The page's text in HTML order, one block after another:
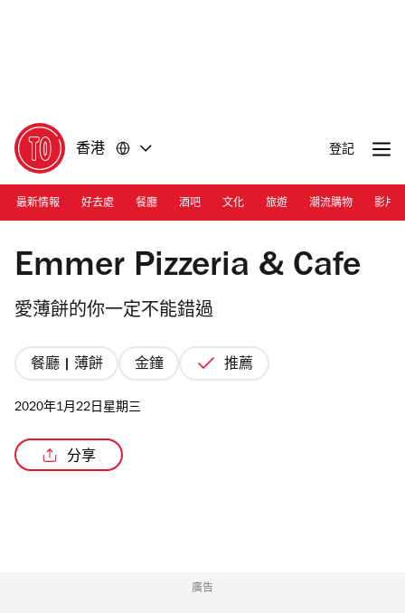
香港 登記
最新情報 好去處 餐廳 酒吧 文化 旅遊 潮流購物 影片
Photograph: Courtesy Emmer Pizzeria & Cafe
Emmer Pizzeria & Cafe
愛薄餅的你一定不能錯過
餐廳 | 薄餅 金鐘 推薦
2020年1月22日星期三
分享
廣告